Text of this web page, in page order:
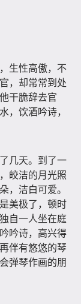
生性高傲，不
，却常常到处
干脆辞去官
，饮酒吟诗，
几天。到了一
皎洁的月光照
，洁白可爱。
美极了，顿时
自一人坐在庭
吟诗，高兴得
伴有悠悠的琴
弹琴作画的朋